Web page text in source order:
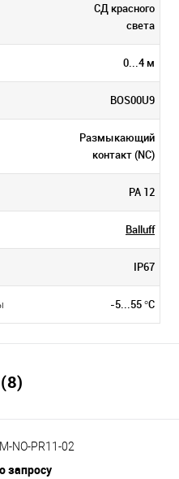
СД красного
света
0...4 м
BOS00U9
Размыкающий
контакт (NC)
PA 12
Balluff
IP67
-5...55 °C
NO-PR11-02
запросу